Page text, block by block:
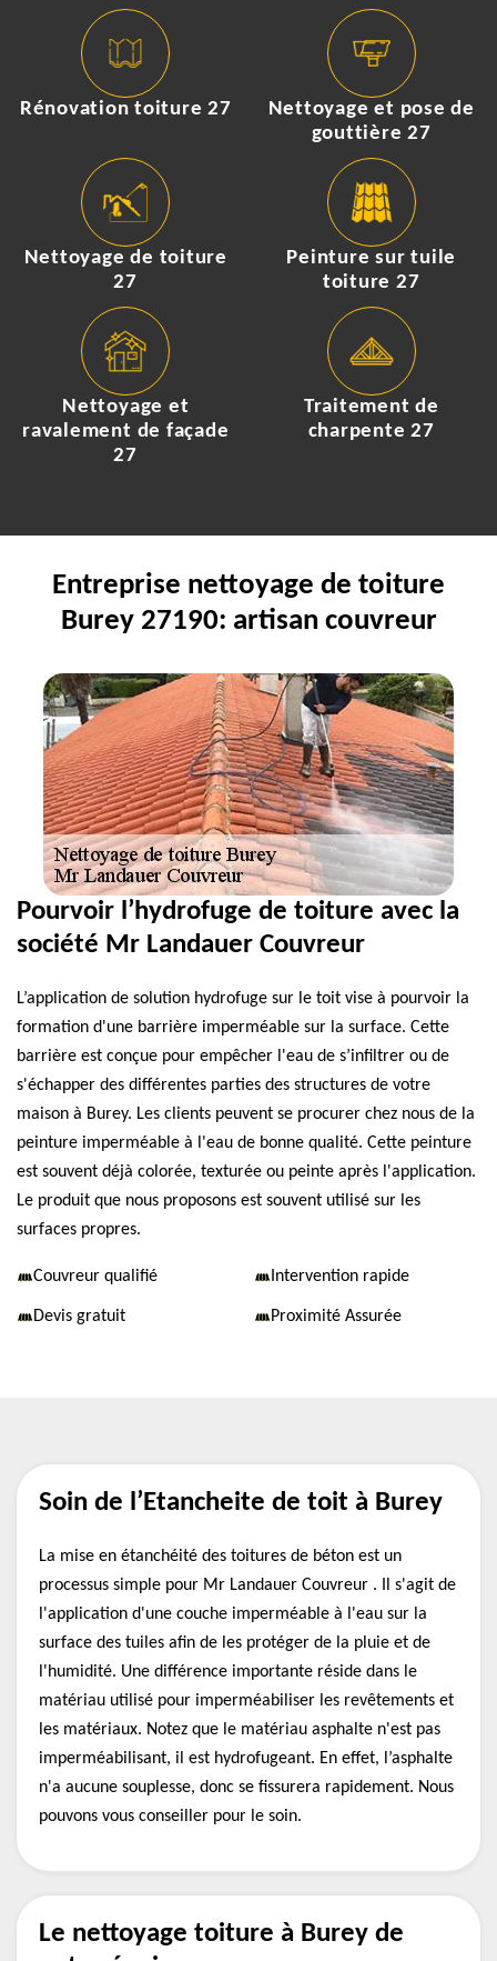
Rénovation toiture 27
Nettoyage et pose de
gouttière 27
Nettoyage de toiture
27
Peinture sur tuile
toiture 27
Nettoyage et
ravalement de façade
27
Traitement de
charpente 27
Entreprise nettoyage de toiture
Burey 27190: artisan couvreur
Pourvoir l’hydrofuge de toiture avec la
société Mr Landauer Couvreur
L’application de solution hydrofuge sur le toit vise à pourvoir la
formation d'une barrière imperméable sur la surface. Cette
barrière est conçue pour empêcher l'eau de s’infiltrer ou de
s'échapper des différentes parties des structures de votre
maison à Burey. Les clients peuvent se procurer chez nous de la
peinture imperméable à l'eau de bonne qualité. Cette peinture
est souvent déjà colorée, texturée ou peinte après l'application.
Le produit que nous proposons est souvent utilisé sur les
surfaces propres.
Couvreur qualifié Intervention rapide
Devis gratuit Proximité Assurée
Soin de l’Etancheite de toit à Burey
La mise en étanchéité des toitures de béton est un
processus simple pour Mr Landauer Couvreur . Il s'agit de
l'application d'une couche imperméable à l'eau sur la
surface des tuiles afin de les protéger de la pluie et de
l'humidité. Une différence importante réside dans le
matériau utilisé pour imperméabiliser les revêtements et
les matériaux. Notez que le matériau asphalte n'est pas
imperméabilisant, il est hydrofugeant. En effet, l’asphalte
n'a aucune souplesse, donc se fissurera rapidement. Nous
pouvons vous conseiller pour le soin.
Le nettoyage toiture à Burey de